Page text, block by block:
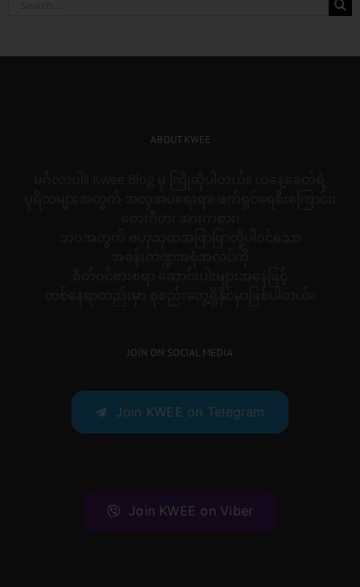
ABOUT KWEE
JOIN ON SOCIAL MEDIA
Join KWEE on Telegram
Join KWEE on Viber